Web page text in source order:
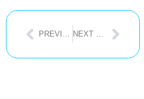
PREVIOUS POST NEXT POST